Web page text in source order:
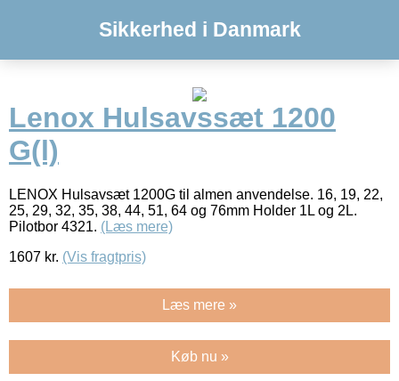
Sikkerhed i Danmark
Lenox Hulsavssæt 1200
G(l)
LENOX Hulsavsæt 1200G til almen anvendelse. 16, 19, 22,
25, 29, 32, 35, 38, 44, 51, 64 og 76mm Holder 1L og 2L.
Pilotbor 4321. (Læs mere)
1607 kr. (Vis fragtpris)
Læs mere »
Køb nu »